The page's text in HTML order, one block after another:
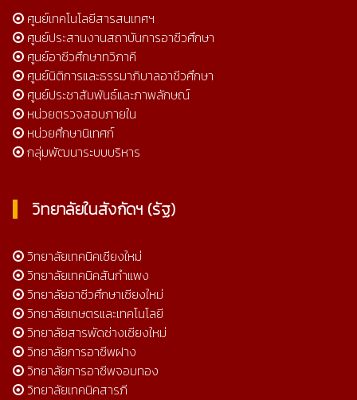
ศูนย์เทคโนโลยีสารสนเทศฯ
ศูนย์ประสานงานสถาบันการอาชีวศึกษา
ศูนย์อาชีวศึกษาทวิภาคี
ศูนย์นิติการและธรรมาภิบาลอาชีวศึกษา
ศูนย์ประชาสัมพันธ์และภาพลักษณ์
หน่วยตรวจสอบภายใน
หน่วยศึกษานิเทศก์
กลุ่มพัฒนาระบบบริหาร
วิทยาลัยในสังกัดฯ (รัฐ)
วิทยาลัยเทคนิคเชียงใหม่
วิทยาลัยเทคนิคสันกำแพง
วิทยาลัยอาชีวศึกษาเชียงใหม่
วิทยาลัยเกษตรและเทคโนโลยี
วิทยาลัยสารพัดช่างเชียงใหม่
วิทยาลัยการอาชีพฝาง
วิทยาลัยการอาชีพจอมทอง
วิทยาลัยเทคนิคสารภี